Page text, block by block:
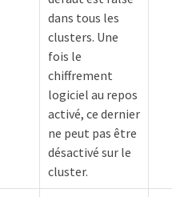
dans tous les
clusters. Une
fois le
chiffrement
logiciel au repos
activé, ce dernier
ne peut pas être
désactivé sur le
cluster.